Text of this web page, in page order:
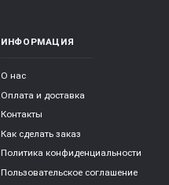
ИНФОРМАЦИЯ
О нас
Оплата и доставка
Контакты
Как сделать заказ
Политика конфиденциальности
Пользовательское соглашение